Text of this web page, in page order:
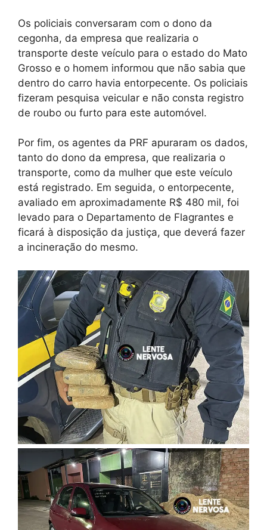
Os policiais conversaram com o dono da
cegonha, da empresa que realizaria o
transporte deste veículo para o estado do Mato
Grosso e o homem informou que não sabia que
dentro do carro havia entorpecente. Os policiais
fizeram pesquisa veicular e não consta registro
de roubo ou furto para este automóvel.
Por fim, os agentes da PRF apuraram os dados,
tanto do dono da empresa, que realizaria o
transporte, como da mulher que este veículo
está registrado. Em seguida, o entorpecente,
avaliado em aproximadamente R$ 480 mil, foi
levado para o Departamento de Flagrantes e
ficará à disposição da justiça, que deverá fazer
a incineração do mesmo.